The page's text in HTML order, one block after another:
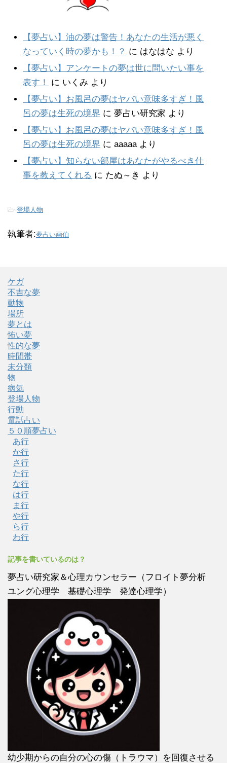
【夢占い】油の夢は警告！あなたの生活が悪く
なっていく時の夢かも！？ に はなはな より
【夢占い】アンケートの夢は世に問いたい事を
表す！
に いくみ より
【夢占い】お風呂の夢はヤバい意味多すぎ！風
呂の夢は生死の境界 に 夢占い研究家 より
【夢占い】お風呂の夢はヤバい意味多すぎ！風
呂の夢は生死の境界 に aaaaaより
【夢占い】知らない部屋はあなたがやるべき仕
事を教えてくれる に たぬ～き より
-登場人物
執筆者:夢占い画伯
ケガ
不吉な夢
動物
場所
夢とは
怖い夢
性的な夢
時間帯
未分類
物
病気
登場人物
行動
電話占い
５０順夢占い
あ行
か行
さ行
た行
な行
は行
ま行
や行
ら行
わ行
記事を書いているのは？
夢占い研究家＆心理カウンセラー（フロイト夢分析
ユング心理学 基礎心理学 発達心理学）
幼少期からの自分の心の傷（トラウマ）を回復させる